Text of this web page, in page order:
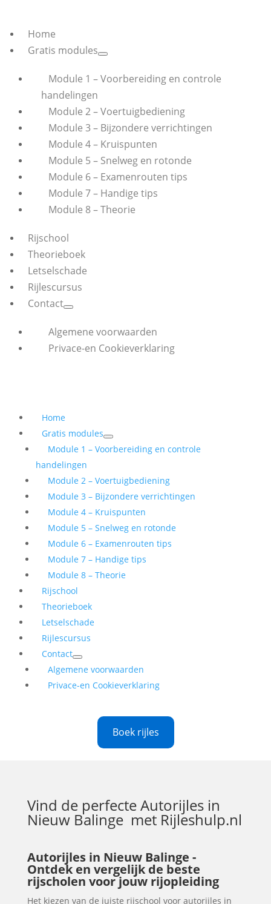
Home
Gratis modules
Module 1 – Voorbereiding en controle
handelingen
Module 2 – Voertuigbediening
Module 3 – Bijzondere verrichtingen
Module 4 – Kruispunten
Module 5 – Snelweg en rotonde
Module 6 – Examenrouten tips
Module 7 – Handige tips
Module 8 – Theorie
Rijschool
Theorieboek
Letselschade
Rijlescursus
Contact
Algemene voorwaarden
Privace-en Cookieverklaring
Home
Gratis modules
Module 1 – Voorbereiding en controle
handelingen
Module 2 – Voertuigbediening
Module 3 – Bijzondere verrichtingen
Module 4 – Kruispunten
Module 5 – Snelweg en rotonde
Module 6 – Examenrouten tips
Module 7 – Handige tips
Module 8 – Theorie
Rijschool
Theorieboek
Letselschade
Rijlescursus
Contact
Algemene voorwaarden
Privace-en Cookieverklaring
Boek rijles
Vind de perfecteAutorijles in
Nieuw Balinge met Rijleshulp.nl
Autorijles in Nieuw Balinge -
Ontdek en vergelijk de beste
rijscholen voor jouw rijopleiding
Het kiezen van de juiste rijschool voor autorijles in